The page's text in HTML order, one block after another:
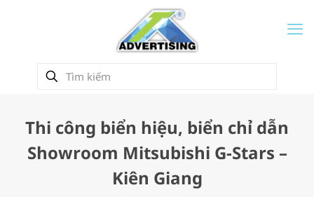
Thi công biển hiệu, biển chỉ dẫn
Showroom Mitsubishi G-Stars –
Kiên Giang